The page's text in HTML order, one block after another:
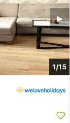
1/15
▶︎